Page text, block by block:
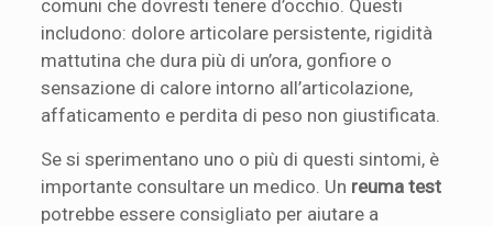
comuni che dovresti tenere d’occhio. Questi
includono: dolore articolare persistente, rigidità
mattutina che dura più di un’ora, gonfiore o
sensazione di calore intorno all’articolazione,
affaticamento e perdita di peso non giustificata.
Se si sperimentano uno o più di questi sintomi, è
importante consultare un medico. Un reuma test
potrebbe essere consigliato per aiutare a